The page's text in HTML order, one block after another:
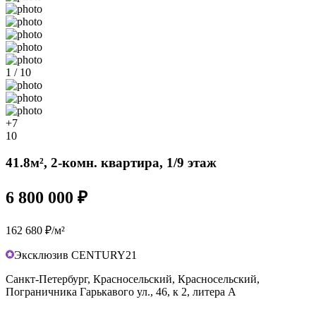
1 / 10
+7
10
41.8м², 2-комн. квартира, 1/9 этаж
6 800 000 ₽
162 680 ₽/м²
Эксклюзив CENTURY21
Санкт-Петербург, Красносельский, Красносельский,
Пограничника Гарькавого ул., 46, к 2, литера А